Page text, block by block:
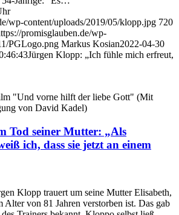
wp-content/uploads/2019/05/klopp.jpg 720
promisglauben.de/wp-
PGLogo.png Markus Kosian2022-04-30
Jürgen Klopp: „Ich fühle mich erfreut,
"Und vorne hilft der liebe Gott" (Mit
von David Kadel)
Tod seiner Mutter: „Als
ich, dass sie jetzt an einem
Klopp trauert um seine Mutter Elisabeth,
Alter von 81 Jahren verstorben ist. Das gab